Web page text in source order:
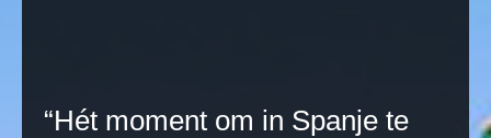
“Hét moment om in Spanje te